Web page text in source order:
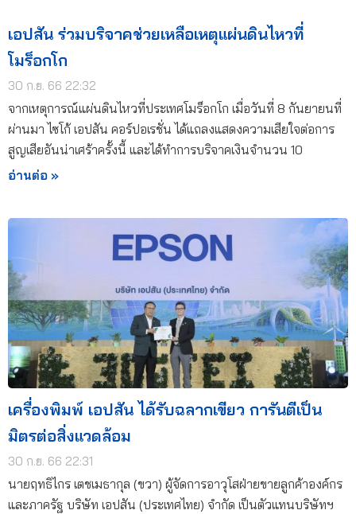
เอปสัน ร่วมบริจาคช่วยเหลือเหตุแผ่นดินไหวที่
โมร็อกโก
30 ก.ย. 66 22:32
จากเหตุการณ์แผ่นดินไหวที่ประเทศโมร็อกโก เมื่อวันที่ 8 กันยายนที่
ผ่านมา ไซโก้ เอปสัน คอร์ปอเรชั่น ได้แถลงแสดงความเสียใจต่อการ
สูญเสียอันน่าเศร้าครั้งนี้ และได้ทำการบริจาคเงินจำนวน 10
อ่านต่อ »
เครื่องพิมพ์ เอปสัน ได้รับฉลากเขียว การันตีเป็น
มิตรต่อสิ่งแวดล้อม
30 ก.ย. 66 22:31
นายฤทธิไกร เตชเมธากุล (ขวา) ผู้จัดการอาวุโสฝ่ายขายลูกค้าองค์กร
และภาครัฐ บริษัท เอปสัน (ประเทศไทย) จำกัด เป็นตัวแทนบริษัทฯ